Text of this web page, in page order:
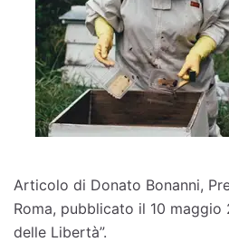
Articolo di Donato Bonanni,
Roma, pubblicato il 10 maggio
delle Libertà”.